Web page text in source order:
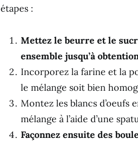
étapes :
Mettez le beurre et le
ensemble jusqu’à
Incorporez la farine et la
le mélange soit bien
Montez les blancs
mélange à l’aide d’une
Façonnez ensuite des